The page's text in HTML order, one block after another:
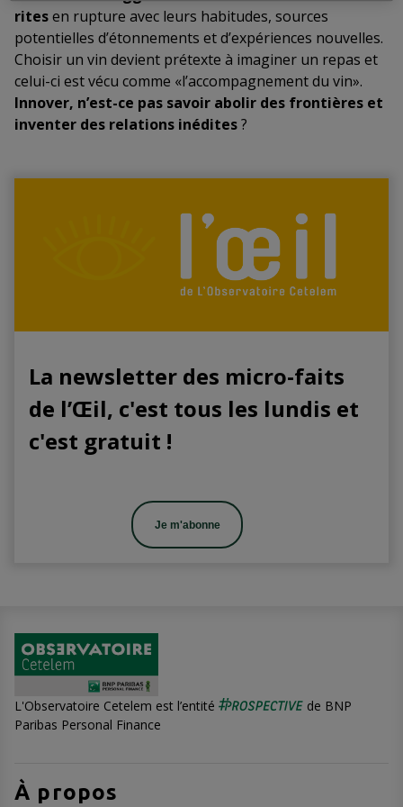
ritesen rupture avec leurs habitudes, sources
potentielles d’étonnements et d’expériences nouvelles.
Choisir un vin devient prétexte à imaginer un repas et
celui-ci est vécu comme «l’accompagnement du vin».
Innover, n’est-ce pas savoir abolir des frontières et
inventer des relations inédites?
La newsletter des micro-faits
de l’Œil, c'est tous les lundis et
c'est gratuit !
Je m'abonne
L'Observatoire Cetelem est l’entité
de BNP
Paribas Personal Finance
À propos